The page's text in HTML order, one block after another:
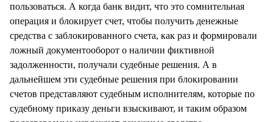
пользоваться. А когда банк видит, что это сомнительная
операция и блокирует счет, чтобы получить денежные
средства с заблокированного счета, как раз и формировали
ложный документооборот о наличии фиктивной
задолженности, получали судебные решения. А в
дальнейшем эти судебные решения при блокировании
счетов представляют судебным исполнителям, которые по
судебному приказу деньги взыскивают, и таким образом